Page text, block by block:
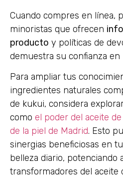
Cuando compres en línea,
minoristas que ofrecen
producto y políticas de
demuestra su confianza en
Para ampliar tus
ingredientes naturales
de kukui, considera
como el poder del aceite
de la piel de Madrid. Esto
sinergias beneficiosas en
belleza diario, potenciando
transformadores del aceite